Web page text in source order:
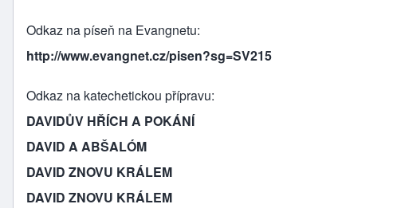
Odkaz na píseň na Evangnetu
http://www.evangnet.cz/pisen?sg=SV215
Odkaz na katechetickou přípravu
DAVIDŮV HŘÍCH A POKÁNÍ
DAVID A ABŠALÓM
DAVID ZNOVU KRÁLEM
DAVID ZNOVU KRÁLEM